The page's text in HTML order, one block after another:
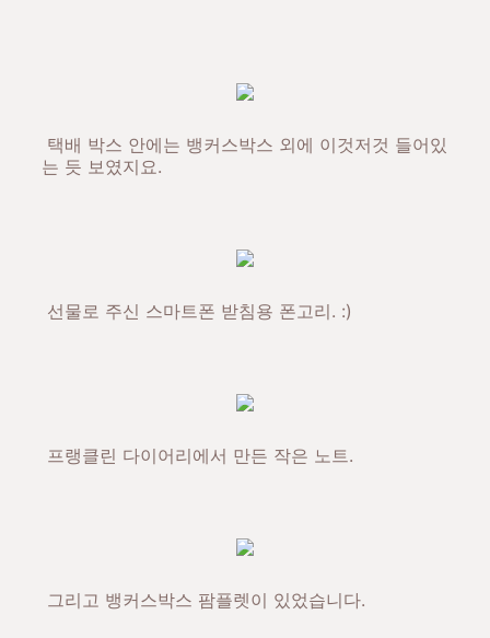
택배 박스 안에는 뱅커스박스 외에 이것저것 들어있
는 듯 보였지요.
선물로 주신 스마트폰 받침용 폰고리. :)
프랭클린 다이어리에서 만든 작은 노트.
그리고 뱅커스박스 팜플렛이 있었습니다.